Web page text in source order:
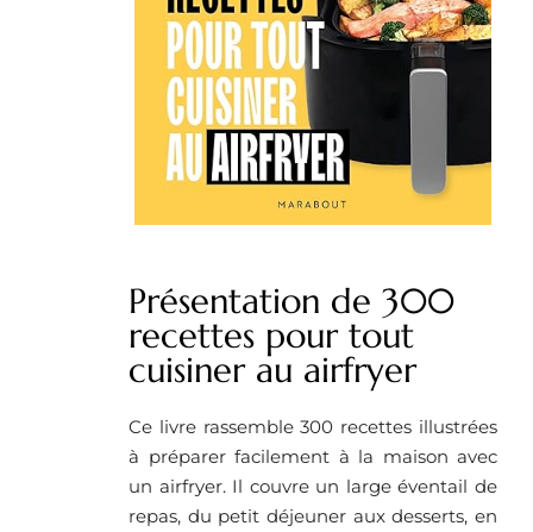
Présentation de 300
recettes pour tout
cuisiner au airfryer
Ce livre rassemble 300 recettes illustrées
à préparer facilement à la maison avec
un airfryer. Il couvre un large éventail de
repas, du petit déjeuner aux desserts, en